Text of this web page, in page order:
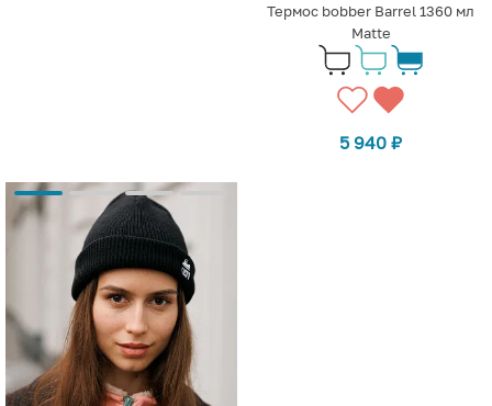
Термос bobber Barrel 1360 мл
Matte
5 940 ₽